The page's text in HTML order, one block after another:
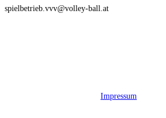
spielbetrieb.vvv@volley-ball.at
Impressum